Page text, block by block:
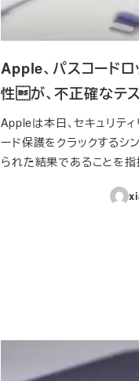
Apple、パスコード
性が、不正確なテ
Appleは本日、セキュリテ
ード保護をクラックするシ
られた結果であることを指